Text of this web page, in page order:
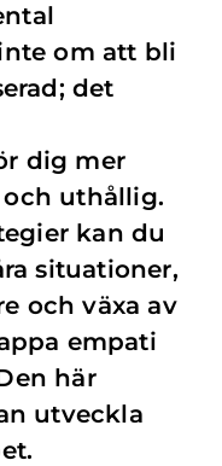
om att bli
det
dig mer
och uthållig.
kan du
situationer,
och växa av
empati
här
utveckla